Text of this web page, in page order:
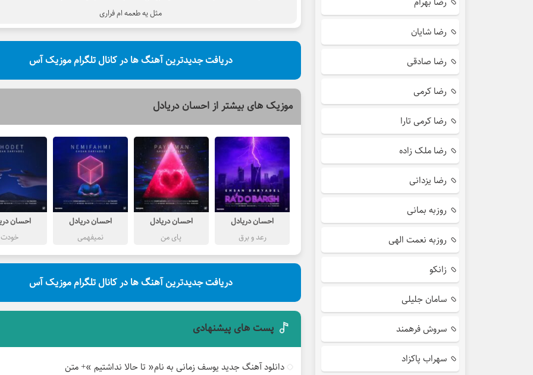
مثل یه طعمه ام فراری
دریافت جدیدترین آهنگ ها در کانال تلگرام موزیک آس
موزیک های بیشتر ازاحسان دریادل
احسان دریادل
رعد و برق
احسان دریادل
پای من
احسان دریادل
نمیفهمی
احسان
خودت
دریافت جدیدترین آهنگ ها در کانال تلگرام موزیک آس
پست های پیشنهادی
دانلود آهنگ جدید یوسف زمانی به نام« تا حالا نداشتیم »+ متن
رضا شایان
رضا صادقی
رضا کرمی
رضا کرمی تارا
رضا ملک زاده
رضا یزدانی
روزبه بمانی
روزبه نعمت الهی
زانکو
سامان جلیلی
سروش فرهمند
سهراب پاکزاد